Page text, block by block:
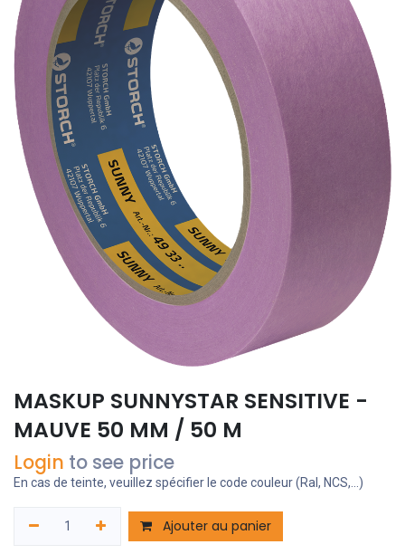
MASKUP SUNNYSTAR SENSITIVE -
MAUVE 50 MM / 50 M
Login to see price
En cas de teinte, veuillez spécifier le code couleur (Ral, NCS,...)
Ajouter au panier